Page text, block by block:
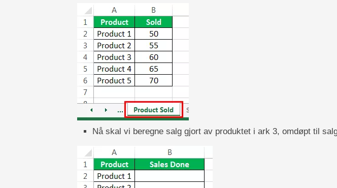
Nå skal vi beregne salg gjort av produktet i ark 3, omdøpt til